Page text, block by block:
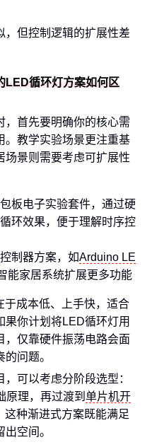
，但控制逻辑的扩展性差
LED循环灯方案如何区
，首先要明确你的核心需
。教学实验场景更注重基
场景则需要考虑可扩展性
板电子实验套件，通过硬
环效果，便于理解时序控
制器方案，如Arduino LE
能家居系统扩展更多功能
于成本低、上手快，适合
果你计划将LED循环灯用
，仅靠硬件振荡电路会面
问题。
可以考虑分阶段选型：
原理，再过渡到 单片机开
这种渐进式方案既能满足
空间。